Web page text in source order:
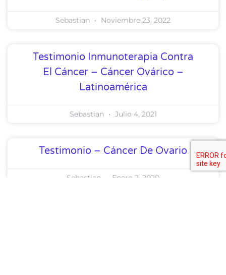
Sebastian Noviembre 23, 2022
Testimonio Inmunoterapia Contra
El Cáncer – Cáncer Ovárico –
Latinoamérica
Sebastian Julio 4, 2021
Testimonio – Cáncer De Ovario
Sebastian Enero 2, 2020